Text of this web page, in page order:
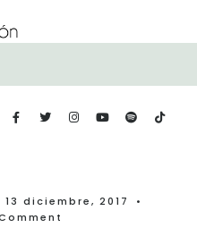
13 diciembre, 2017
•